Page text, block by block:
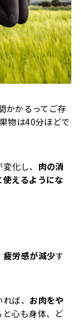
かかるってご存
物は40分ほどで
化し、 肉の消
えるようにな
疲労感が減少す
ば、 お肉をや
心も身体、ど